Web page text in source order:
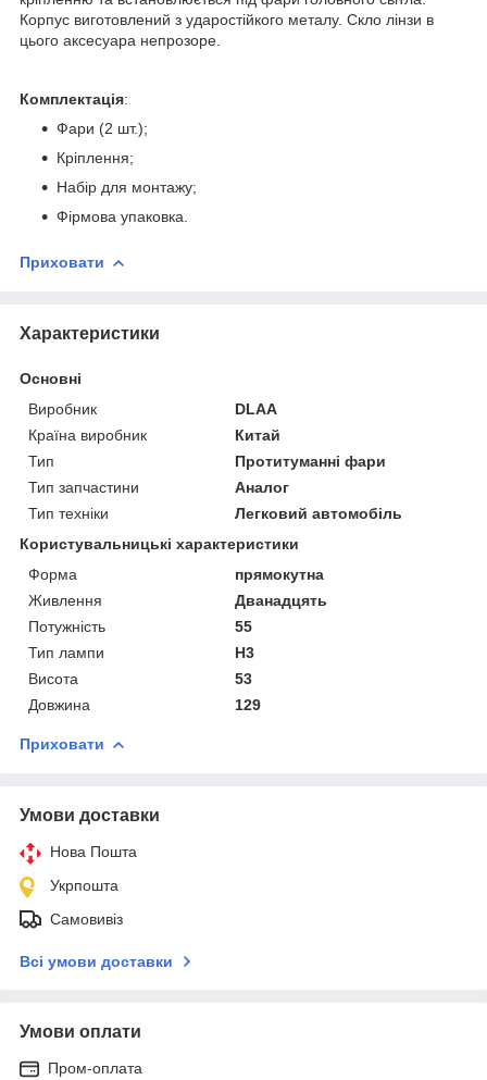
Корпус виготовлений з ударостійкого металу. Скло лінзи в
цього аксесуара непрозоре.
Комплектація:
Фари (2 шт.);
Кріплення;
Набір для монтажу;
Фірмова упаковка.
Приховати
Характеристики
Основні
Виробник
DLAA
Країна виробник
Китай
Тип
Протитуманні фари
Тип запчастини
Аналог
Тип техніки
Легковий автомобіль
Користувальницькі характеристики
Форма
прямокутна
Живлення
Дванадцять
Потужність
55
Тип лампи
H3
Висота
53
Довжина
129
Приховати
Умови доставки
Нова Пошта
Укрпошта
Самовивіз
Всі умови доставки
Умови оплати
Пром-оплата